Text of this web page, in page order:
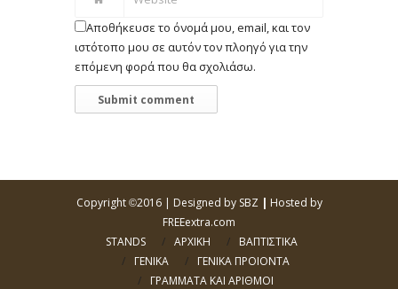
Αποθήκευσε το όνομά μου, email, και τον
ιστότοπο μου σε αυτόν τον πλοηγό για την
επόμενη φορά που θα σχολιάσω.
Copyright ©2016 | Designed by SBZ | Hosted by
FREEextra.com
STANDS
ΑΡΧΙΚΗ
ΒΑΠΤΙΣΤΙΚΑ
ΓΕΝΙΚΑ
ΓΕΝΙΚΑ ΠΡΟΙΟΝΤΑ
ΓΡΑΜΜΑΤΑ ΚΑΙ ΑΡΙΘΜΟΙ